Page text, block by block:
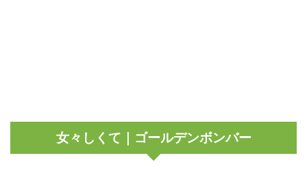
女々しくて｜ゴールデンボンバー